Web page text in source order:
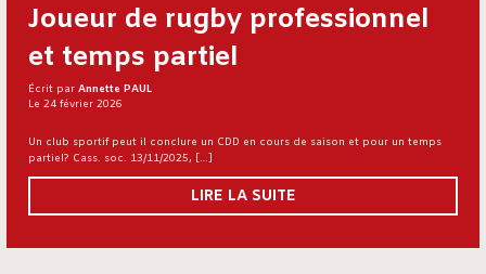
Joueur de rugby professionnel
et temps partiel
Écrit par Annette PAUL
Le 24 février 2026
Un club sportif peut il conclure un CDD en cours de saison et pour un temps
partiel? Cass. soc. 13/11/2025, […]
LIRE LA SUITE